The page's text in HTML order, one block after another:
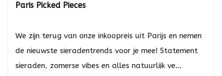
Paris Picked Pieces
We zijn terug van onze inkoopreis uit Parijs en nemen
de nieuwste sieradentrends voor je mee! Statement
sieraden, zomerse vibes en alles natuurlijk ve...